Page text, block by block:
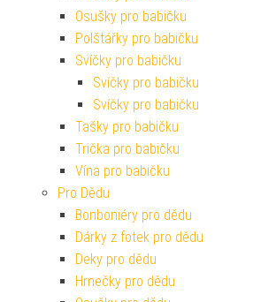
Osušky pro babičku
Polštářky pro babičku
Svíčky pro babičku
Svíčky pro babičku
Svíčky pro babičku
Tašky pro babičku
Trička pro babičku
Vína pro babičku
Pro Dědu
Bonboniéry pro dědu
Dárky z fotek pro dědu
Deky pro dědu
Hrnečky pro dědu